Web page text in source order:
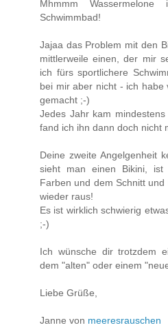
Mhmmm
Schwimmbad!
Jajaa das Problem mit den
mittlerweile einen, der mir
ich fürs sportlichere
bei mir aber nicht - ich habe
gemacht ;-)
Jedes Jahr kam
fand ich ihn dann doch nicht
Deine zweite Angelgenheit
sieht man einen Bikini, ist
Farben und dem Schnitt
wieder raus!
Es ist wirklich schwierig
;-)
Ich wünsche dir trotzdem
dem "alten" oder einem
Liebe Grüße,
Janne von meeresrauschen